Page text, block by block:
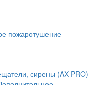
пожаротушение
сирены (AX PRO)